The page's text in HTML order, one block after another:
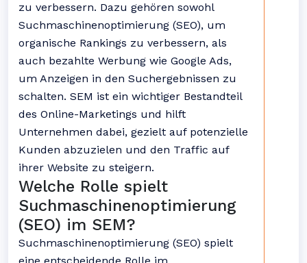
zu verbessern. Dazu gehören sowohl
Suchmaschinenoptimierung (SEO), um
organische Rankings zu verbessern, als
auch bezahlte Werbung wie Google Ads,
um Anzeigen in den Suchergebnissen zu
schalten. SEM ist ein wichtiger Bestandteil
des Online-Marketings und hilft
Unternehmen dabei, gezielt auf potenzielle
Kunden abzuzielen und den Traffic auf
ihrer Website zu steigern.
Welche Rolle spielt
Suchmaschinenoptimierung
(SEO) im SEM?
Suchmaschinenoptimierung (SEO) spielt